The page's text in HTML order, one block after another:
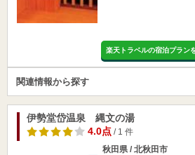
楽天トラベルの宿泊プラン
関連情報から探す
伊勢堂岱温泉 縄文の湯
4.0点/ 1 件
秋田県 / 北秋田市